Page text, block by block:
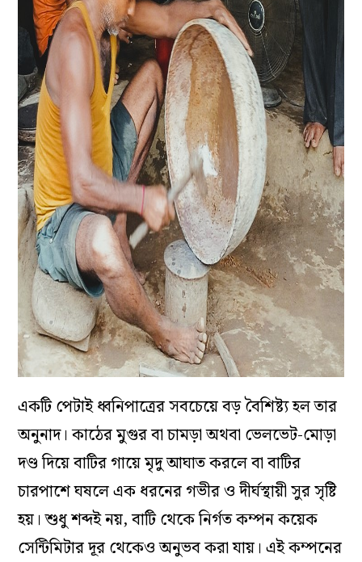
একটি পেটাই ধ্বনিপাত্রের সবচেয়ে বড় বৈশিষ্ট্য হল তার
অনুনাদ। কাঠের মুগুর বা চামড়া অথবা ভেলভেট-মোড়া
দণ্ড দিয়ে বাটির গায়ে মৃদু আঘাত করলে বা বাটির
চারপাশে ঘষলে এক ধরনের গভীর ও দীর্ঘস্থায়ী সুর সৃষ্টি
হয়। শুধু শব্দই নয়, বাটি থেকে নির্গত কম্পন কয়েক
সেন্টিমিটার দূর থেকেও অনুভব করা যায়। এই কম্পনের